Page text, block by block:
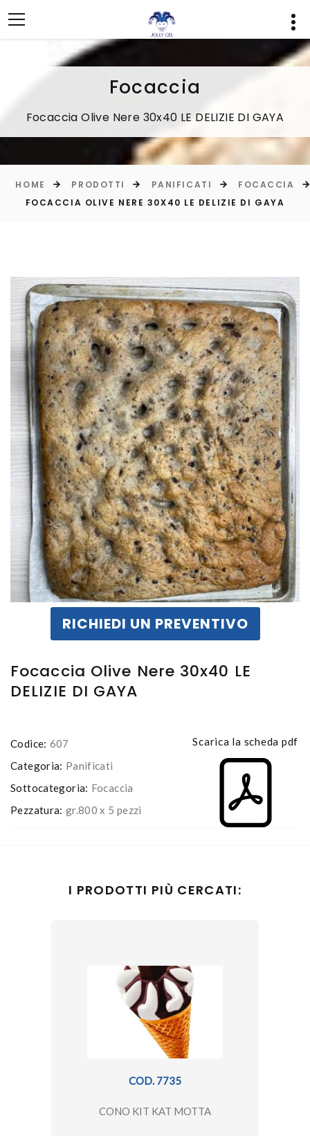
Focaccia
Focaccia Olive Nere 30x40 LE DELIZIE DI GAYA
HOME PRODOTTI PANIFICATI
FOCACCIA
FOCACCIA OLIVE NERE 30X40 LE DELIZIE DI GAYA
RICHIEDI UN PREVENTIVO
Focaccia Olive Nere 30x40 LE
DELIZIE DI GAYA
Codice: 607
Categoria: Panificati
Sottocategoria: Focaccia
Pezzatura: gr.800 x 5 pezzi
Scarica la scheda pdf
I PRODOTTI PIÙ CERCATI:
COD. 7735
CONO KIT KAT MOTTA